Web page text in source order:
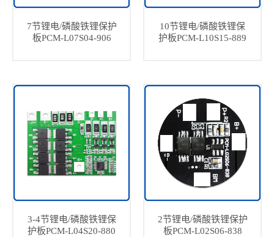
7节锂电/磷酸铁锂保护
板PCM-L07S04-906
10节锂电/磷酸铁锂保
护板PCM-L10S15-889
3-4节锂电/磷酸铁锂保
护板PCM-L04S20-880
2节锂电/磷酸铁锂保护
板PCM-L02S06-838